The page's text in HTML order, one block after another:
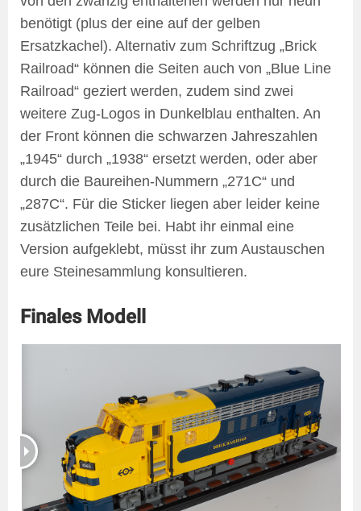
benötigt (plus der eine auf der gelben
Ersatzkachel). Alternativ zum Schriftzug „Brick
Railroad“ können die Seiten auch von „Blue Line
Railroad“ geziert werden, zudem sind zwei
weitere Zug-Logos in Dunkelblau enthalten. An
der Front können die schwarzen Jahreszahlen
„1945“ durch „1938“ ersetzt werden, oder aber
durch die Baureihen-Nummern „271C“ und
„287C“. Für die Sticker liegen aber leider keine
zusätzlichen Teile bei. Habt ihr einmal eine
Version aufgeklebt, müsst ihr zum Austauschen
eure Steinesammlung konsultieren.
Finales Modell